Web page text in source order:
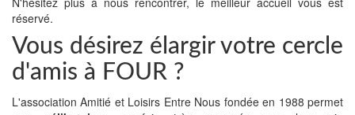
réservé.
Vous désirez élargir votre cercle
d'amis à FOUR ?
L'association Amitié et Loisirs Entre Nous fondée en 1988 permet